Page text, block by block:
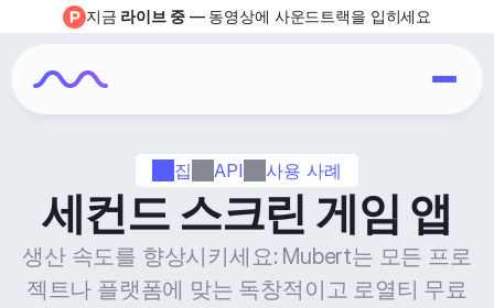
집 API 사용 사례
세컨드 스크린 게임 앱
생산 속도를 향상시키세요: Mubert는 모든 프로
젝트나 플랫폼에 맞는 독창적이고 로열티 무료
지금 라이브 중 — 동영상에 사운드트랙을 입히세요